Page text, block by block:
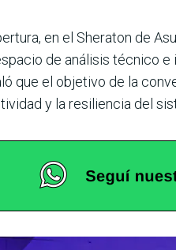
en el Sheraton de
de análisis técnico
que el objetivo de la
y la resiliencia del